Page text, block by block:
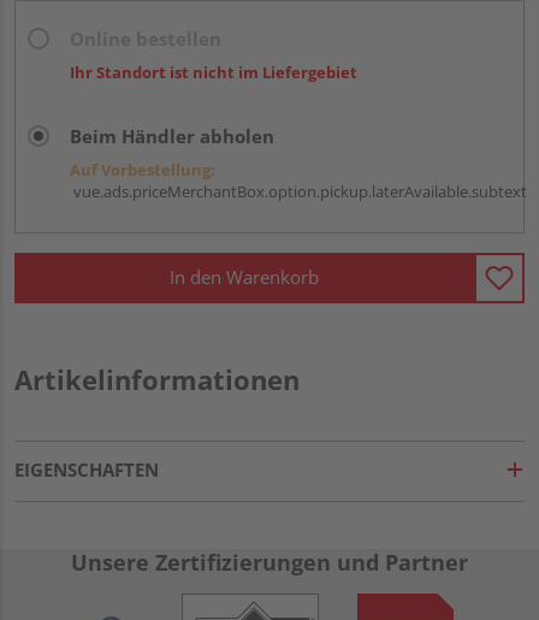
Ihr Standort ist nicht im Liefergebiet
Beim Händler abholen
Auf Vorbestellung:
vue.ads.priceMerchantBox.option.pickup.laterAvailable.subtext
In den Warenkorb
Artikelinformationen
EIGENSCHAFTEN
Unsere Zertifizierungen und Partner